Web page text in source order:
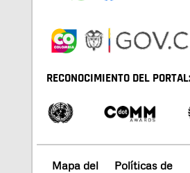
RECONOCIMIENTO DEL PORTAL:
Mapa del
Políticas de